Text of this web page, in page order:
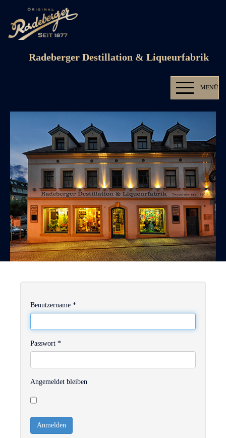
Radeberger Destillation & Liqueurfabrik
MENÜ
Benutzername *
Passwort *
Angemeldet bleiben
Anmelden